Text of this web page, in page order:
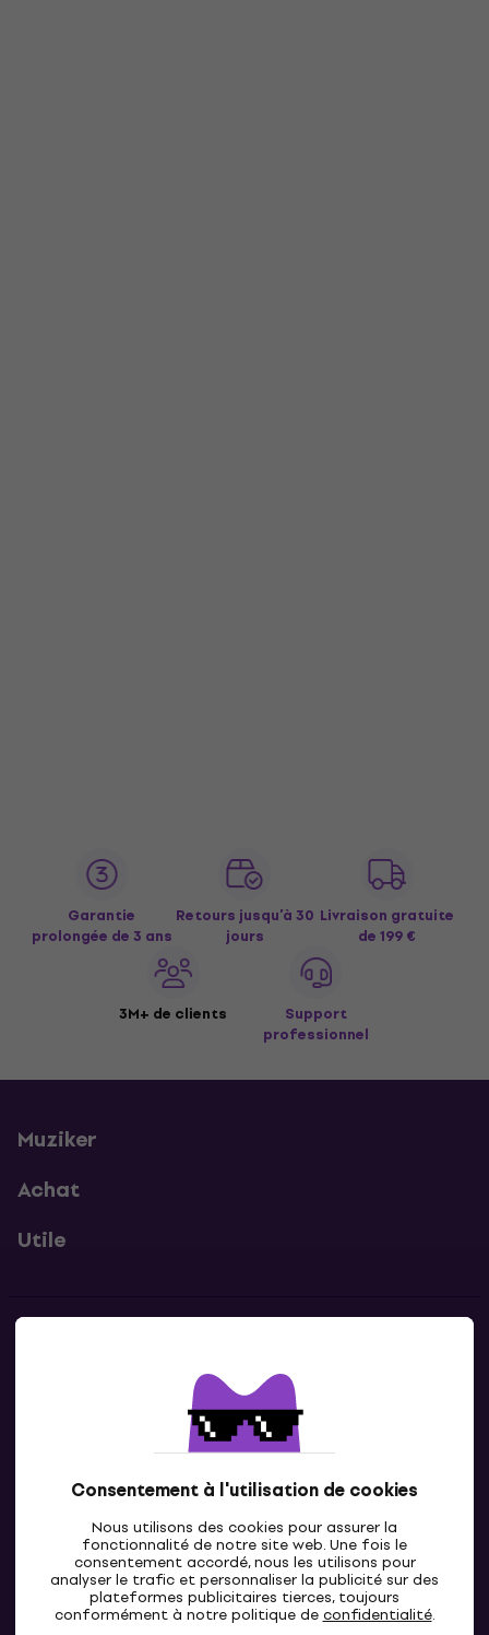
Consentement à l'utilisation de cookies
Nous utilisons des cookies pour assurer la
fonctionnalité de notre site web. Une fois le
consentement accordé, nous les utilisons pour
analyser le trafic et personnaliser la publicité sur des
plateformes publicitaires tierces, toujours
conformément à notre politique deconfidentialité.
Garantie
prolongée de 3 ans
Retours jusqu’à 30
jours
Livraison gratuite
de 199 €
3M+ de clients
Support
professionnel
Muziker
Achat
Utile
Contacte nous
LU